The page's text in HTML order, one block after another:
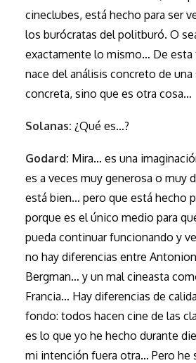
cineclubes, está hecho para ser
los burócratas del politburó. O
exactamente lo mismo… De esta
nace del análisis concreto de
concreta, sino que es otra cosa…
Solanas: ¿Qué es…?
Godard: Mira… es una
es a veces muy generosa o muy
está bien… pero que está hecho
porque es el único medio para
pueda continuar funcionando y
no hay diferencias entre
Bergman… y un mal cineasta
Francia… Hay diferencias de
fondo: todos hacen cine de las
es lo que yo he hecho durante
mi intención fuera otra… Pero he